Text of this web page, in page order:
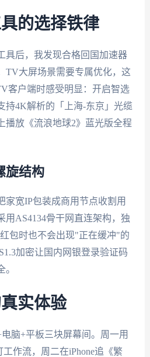
的选择铁律
具后，我发现合格回国加速器
TV大屏场景需要专属优化，这
客户端时感受明显：开启智选
持4K解析的「上海-东京」光缆
播放《流浪地球2》蓝光版全程
旋结构
家宽IP包装成商用节点收割用
用AS4134骨干网直连架构，独
包时也不会出现"正在缓冲"的
加密让国内网银登录验证码
实体验
脑+平板三块屏幕间。周一用
作流，周二在iPhone追《繁